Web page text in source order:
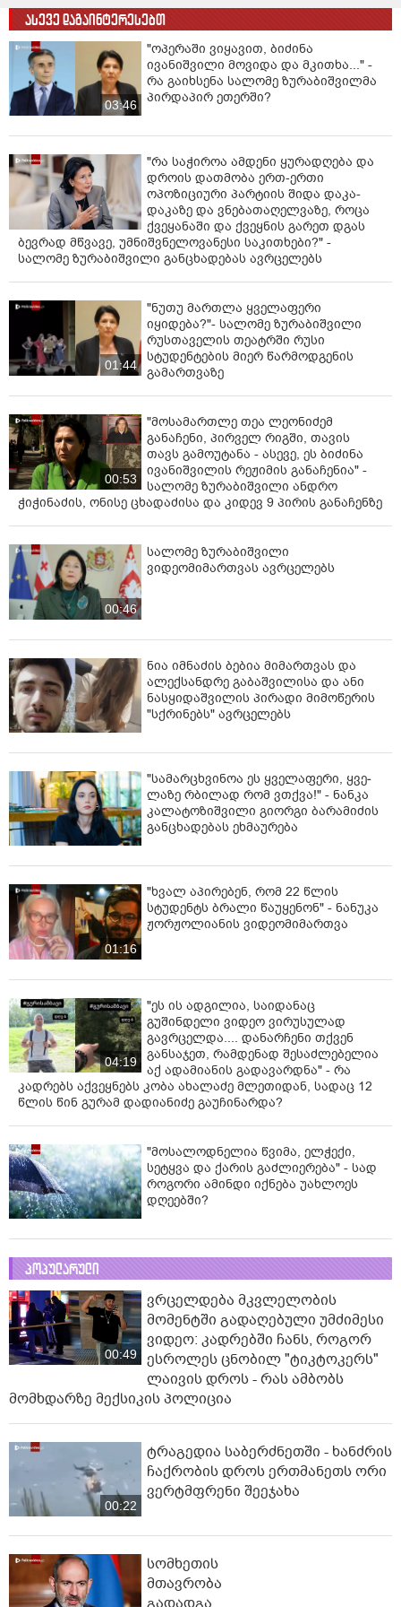
არ შეჩერებულა ეს ცხოვრება, არის როცა
ხანგრძლივია ეს პროტესტი, ცხადია, არია მომენტები
როცა მეტია, ან ნაკლები, გვახსოვს, შარშან 26 მაისი,
შარშან 31 მარტი.
დღეს უკვე, ეს ეროვნული ენერგია მათ დაშლილობას
დაგვეხმარება", -განაცხადა ზურაბიშვილმა.
ვიდეო: "TV პირველი"
ასევე დაგაინტერესებთ
03:46
"ოპერაში ვიყავით, ბიძინა
ივანიშვილი მოვიდა და მკითხა..." -
რა გაიხსენა სალომე ზურაბიშვილმა
პირდაპირ ეთერში?
"რა საჭიროა ამდენი ყურადღება და
დროის დათმობა ერთ-ერთი
ოპოზიციური პარტიის შიდა დაკა-
დაკაზე და ვნებათაღელვაზე, როცა
ქვეყანაში და ქვეყნის გარეთ დგას
ბევრად მწვავე, უმნიშვნელოვანესი საკითხები?" -
სალომე ზურაბიშვილი განცხადებას ავრცელებს
01:44
"ნუთუ მართლა ყველაფერი
იყიდება?"- სალომე ზურაბიშვილი
რუსთაველის თეატრში რუსი
სტუდენტების მიერ წარმოდგენის
გამართვაზე
00:53
"მოსამართლე თეა ლეონიძემ
განაჩენი, პირველ რიგში, თავის
თავს გამოუტანა - ასევე, ეს ბიძინა
ივანიშვილის რეჟიმის განაჩენია" -
სალომე ზურაბიშვილი ანდრო
ჭიჭინაძის, ონისე ცხადაძისა და კიდევ 9 პირის განაჩენზე
00:46
სალომე ზურაბიშვილი
ვიდეომიმართვას ავრცელებს
ნია იმნაძის ბებია მიმართვას და
ალექსანდრე გაბაშვილისა და ანი
ნასყიდაშვილის პირადი მიმოწერის
"სქრინებს" ავრცელებს
"სა­მარ­ცხვი­ნოა ეს ყვე­ლა­ფე­რი, ყვე­
ლა­ზე რბი­ლად რომ ვთქვა!" - ნანკა
კალატოზიშვილი გიორგი ბარამიძის
განცხადებას ეხმაურება
01:16
"ხვალ აპირებენ, რომ 22 წლის
სტუდენტს ბრალი წაუყენონ" - ნანუკა
ჟორჟოლიანის ვიდეომიმართვა
04:19
"ეს ის ადგილია, საიდანაც
გუშინდელი ვიდეო ვირუსულად
გავრცელდა.... დანარჩენი თქვენ
განსაჯეთ, რამდენად შესაძლებელია
აქ ადამიანის გადავარდნა" - რა
კადრებს აქვეყნებს კობა ახალაძე მლეთიდან, სადაც 12
წლის წინ გურამ დადიანიძე გაუჩინარდა?
"მოსალოდნელია წვიმა, ელჭექი,
სეტყვა და ქარის გაძლიერება" - სად
როგორი ამინდი იქნება უახლოეს
დღეებში?
პოპულარული
00:49
ვრცელდება მკვლელობის
მომენტში გადაღებული უმძიმესი
ვიდეო: კადრებში ჩანს, როგორ
ესროლეს ცნობილ "ტიკტოკერს"
ლაივის დროს - რას ამბობს
მომხდარზე მექსიკის პოლიცია
00:22
ტრაგედია საბერძნეთში - ხანძრის
ჩაქრობის დროს ერთმანეთს ორი
ვერტმფრენი შეეჯახა
სომხეთის
მთავრობა